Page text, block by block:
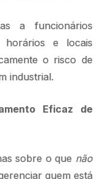
a funcionários
horários e locais
o risco de
industrial.
Eficaz de
sobre o que não
quem está